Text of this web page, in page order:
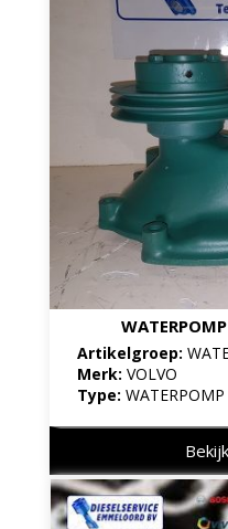
Artikelgroep:
Merk: VOLVO
Type: